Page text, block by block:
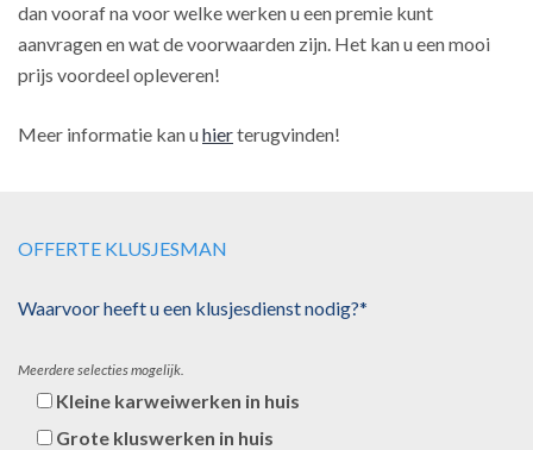
dan vooraf na voor welke werken u een premie kunt
aanvragen en wat de voorwaarden zijn. Het kan u een mooi
prijs voordeel opleveren!
Meer informatie kan uhierterugvinden!
OFFERTE KLUSJESMAN
Waarvoor heeft u een klusjesdienst nodig?*
Meerdere selecties mogelijk.
Kleine karweiwerken in huis
Grote kluswerken in huis